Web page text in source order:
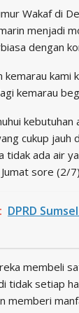
Wakaf di
menjadi
dengan
kemarau kami
kemarau
cukup jauh
tidak ada air
sore (2/
DPRD
membeli
tidak setiap
memberi